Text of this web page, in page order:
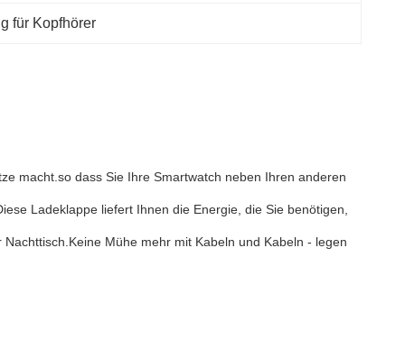
für Kopfhörer
macht.so dass Sie Ihre Smartwatch neben Ihren anderen
Ladeklappe liefert Ihnen die Energie, die Sie benötigen,
Mühe mehr mit Kabeln und Kabeln - legen